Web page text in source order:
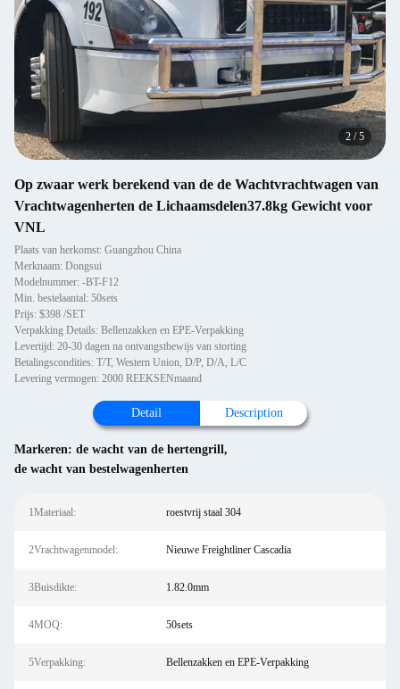
2 /5
Op zwaar werk berekend van de de Wachtvrachtwagen van
Vrachtwagenherten de Lichaamsdelen37.8kg Gewicht voor
VNL
Plaats van herkomst: Guangzhou China
Merknaam: Dongsui
Modelnummer: -BT-F12
Min. bestelaantal: 50sets
Prijs: $398 /SET
Verpakking Details: Bellenzakken en EPE-Verpakking
Levertijd: 20-30 dagen na ontvangstbewijs van storting
Betalingscondities: T/T, Western Union, D/P, D/A, L/C
Levering vermogen: 2000 REEKSENmaand
Detail Description
Markeren: de wacht van de hertengrill,
de wacht van bestelwagenherten
1Materiaal: roestvrij staal 304
2Vrachtwagenmodel: Nieuwe Freightliner Cascadia
3Buisdikte: 1.82.0mm
4MOQ: 50sets
5Verpakking: Bellenzakken en EPE-Verpakking